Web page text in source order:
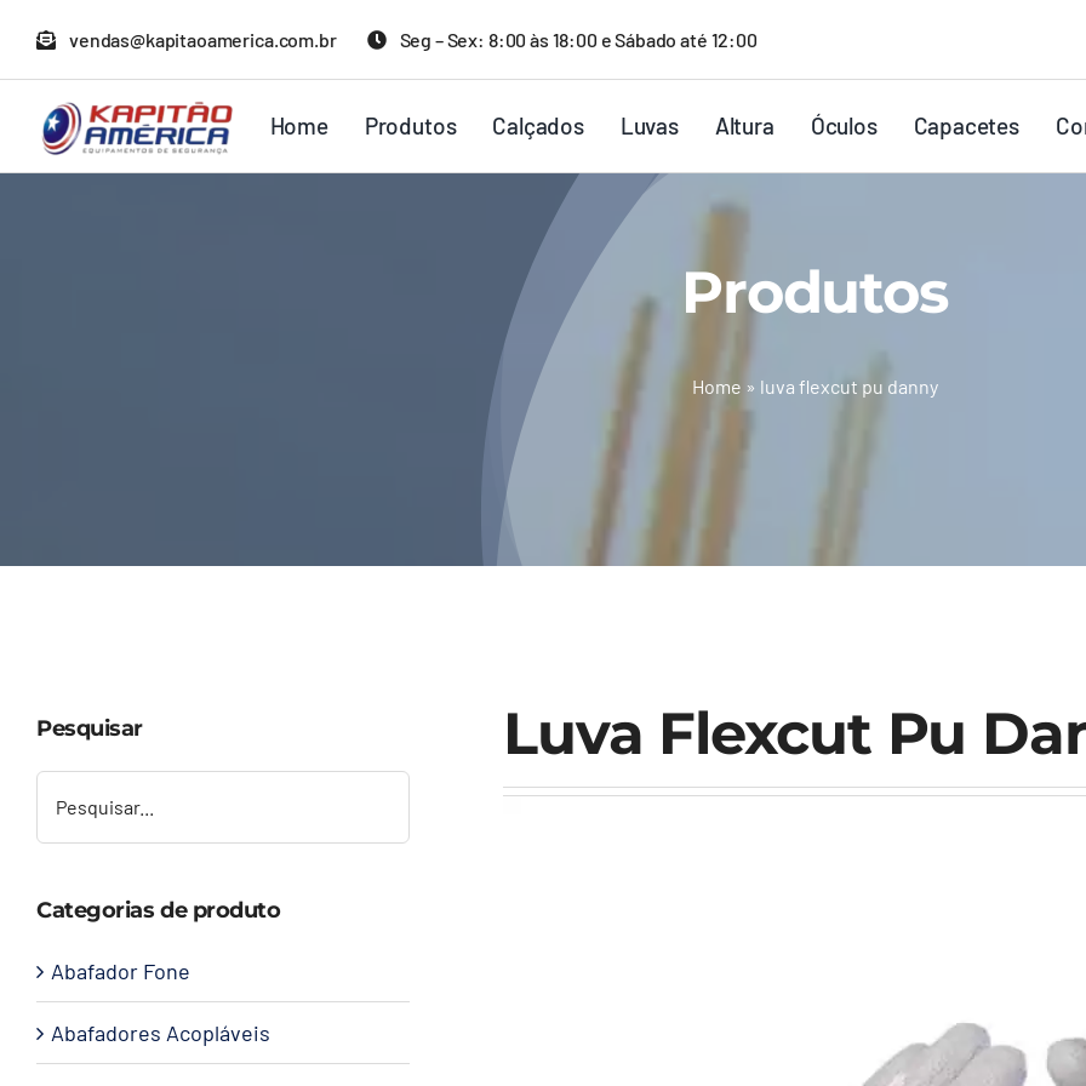
para
conteúdo
vendas@kapitaoamerica.com.br Seg – Sex: 8:00 às 18:00 e Sábado até 12:00
Home Produtos Calçados Luvas Altura Óculos Capacetes
Produtos
Home » luva flexcut pu danny
Luva Flexcut Pu
Pesquisar
Categorias de produto
Abafador Fone
Abafadores Acopláveis